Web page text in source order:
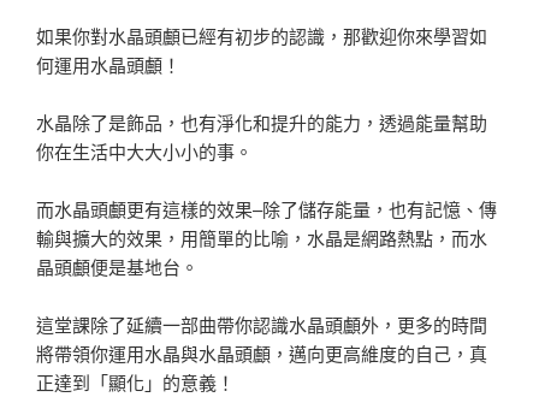
如果你對水晶頭顱已經有初步的認識，那歡迎你來學習如
何運用水晶頭顱！
水晶除了是飾品，也有淨化和提升的能力，透過能量幫助
你在生活中大大小小的事。
而水晶頭顱更有這樣的效果–除了儲存能量，也有記憶、傳
輸與擴大的效果，用簡單的比喻，水晶是網路熱點，而水
晶頭顱便是基地台。
這堂課除了延續一部曲帶你認識水晶頭顱外，更多的時間
將帶領你運用水晶與水晶頭顱，邁向更高維度的自己，真
正達到「顯化」的意義！